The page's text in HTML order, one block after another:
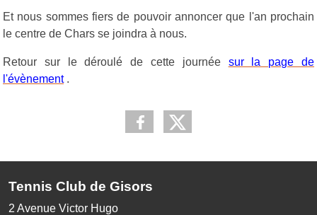
Et nous sommes fiers de pouvoir annoncer que l'an prochain
le centre de Chars se joindra à nous.
Retour sur le déroulé de cette journée sur la page de
l'évènement.
Tennis Club de Gisors
2 Avenue Victor Hugo